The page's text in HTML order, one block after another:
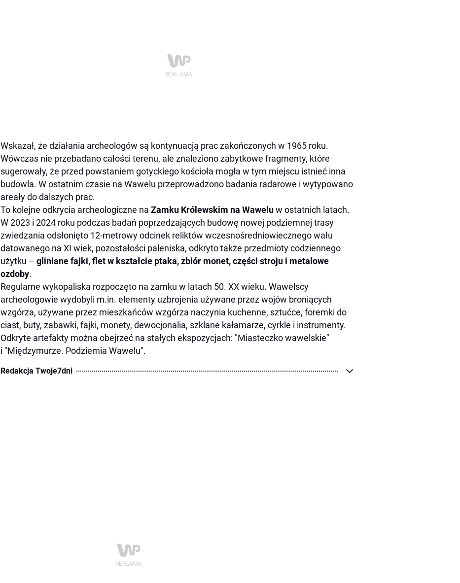
Wskazał, że działania archeologów są kontynuacją prac zakończonych w 1965 roku.
Wówczas nie przebadano całości terenu, ale znaleziono zabytkowe fragmenty, które
sugerowały, że przed powstaniem gotyckiego kościoła mogła w tym miejscu istnieć inna
budowla. W ostatnim czasie na Wawelu przeprowadzono badania radarowe i wytypowano
areały do dalszych prac.
To kolejne odkrycia archeologiczne na Zamku Królewskim na Waweluw ostatnich latach.
W 2023 i 2024 roku podczas badań poprzedzających budowę nowej podziemnej trasy
zwiedzania odsłonięto 12-metrowy odcinek reliktów wczesnośredniowiecznego wału
datowanego na XI wiek, pozostałości paleniska, odkryto także przedmioty codziennego
użytku – gliniane fajki, flet w kształcie ptaka, zbiór monet, części stroju i metalowe
ozdoby.
Regularne wykopaliska rozpoczęto na zamku w latach 50. XX wieku. Wawelscy
archeologowie wydobyli m.in. elementy uzbrojenia używane przez wojów broniących
wzgórza, używane przez mieszkańców wzgórza naczynia kuchenne, sztućce, foremki do
ciast, buty, zabawki, fajki, monety, dewocjonalia, szklane kałamarze, cyrkle i instrumenty.
Odkryte artefakty można obejrzeć na stałych ekspozycjach: "Miasteczko wawelskie"
i "Międzymurze. Podziemia Wawelu".
Redakcja Twoje7dni